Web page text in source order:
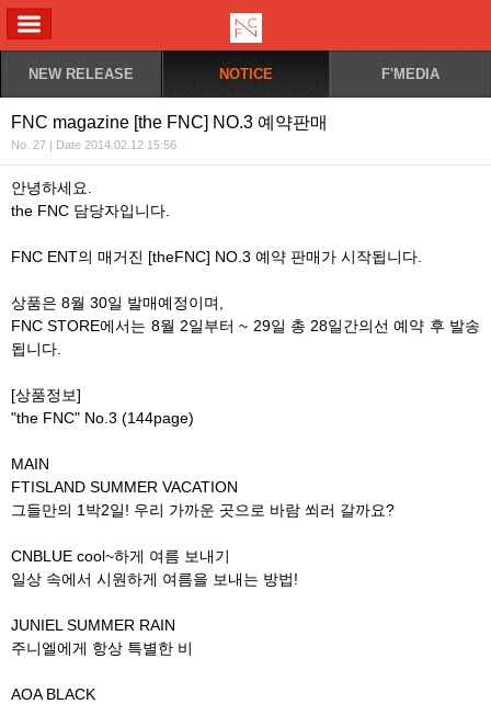
NEW RELEASE NOTICE F'MEDIA
FNC magazine [the FNC] NO.3 예약판매
No. 27 | Date 2014.02.12 15:56
안녕하세요.
the FNC 담당자입니다.
FNC ENT의 매거진 [theFNC] NO.3 예약 판매가 시작됩니다.
상품은 8월 30일 발매예정이며,
FNC STORE에서는 8월 2일부터 ~ 29일 총 28일간의선 예약 후 발송
됩니다.
[상품정보]
"the FNC" No.3 (144page)
MAIN
FTISLAND SUMMER VACATION
그들만의 1박2일! 우리 가까운 곳으로 바람 쐬러 갈까요?
CNBLUE cool~하게 여름 보내기
일상 속에서 시원하게 여름을 보내는 방법!
JUNIEL SUMMER RAIN
주니엘에게 항상 특별한 비
AOA BLACK